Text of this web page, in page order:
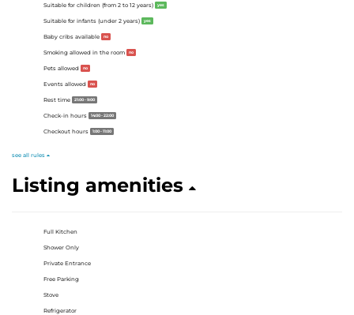
Suitable for children (from 2 to 12 years) yes
Suitable for infants (under 2 years) yes
Baby cribs available no
Smoking allowed in the room no
Pets allowed no
Events allowed no
Rest time 21:00 - 9:00
Check-in hours 14:00 - 22:00
Checkout hours 1:00 - 11:00
see all rules
Listing amenities
Full Kitchen
Shower Only
Private Entrance
Free Parking
Stove
Refrigerator